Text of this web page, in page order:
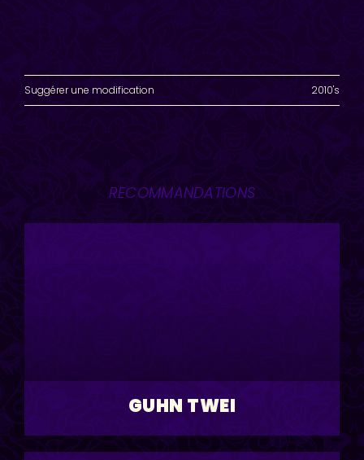
Suggérer une modification 2010's
RECOMMANDATIONS
GUHN TWEI